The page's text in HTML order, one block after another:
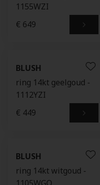
1155WZI
€ 649
BLUSH
ring 14kt geelgoud -
1112YZI
€ 449
BLUSH
ring 14kt witgoud -